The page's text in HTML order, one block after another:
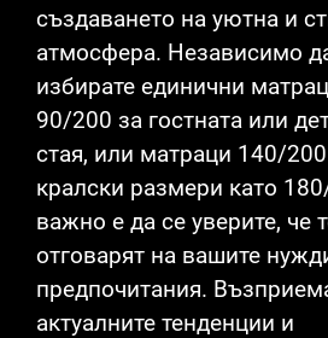
създаването на уютна и
атмосфера. Независимо
избирате единични
90/200 за гостната или
стая, или матраци 140/
кралски размери като
важно е да се уверите, че
отговарят на вашите
предпочитания.
актуалните тенденции и